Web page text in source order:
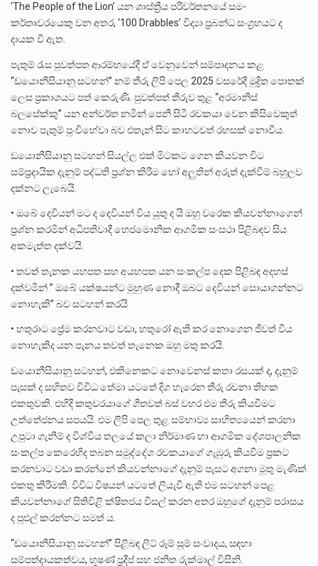
‘The People of the Lion’ යන ශාස්ත්‍රීය පරිවර්තනයේ සම-
කර්තෘවරයෙකු වන අතර, ‘100 Drabbles’ විද්‍යා ප්‍රබන්ධ සංග්‍රහයට ද
දායක වී ඇත.
පැතුම් රැස පුවත්පත ආරම්භයේදී ඒ වෙනුවෙන් සම්පාදනය කළ
“ඩයොනීසියානු සටහන්” නම් තීරු ලිපි පෙල 2025 වසරේදී මුද්‍රිත පොතක්
ලෙස ප්‍රකාශයට පත් කෙරුණි. පුවත්පත් තීරුව තුළ “අරමානිස්
බලසේක්කු” යන අන්වර්ත නමින් පෙනී සිටී රචකයා වෙන කිසිවෙකුත්
නොව පැතුම් පුංචිහේවා බව එතැන් සිට කාහටවත් රහසක් නොවීය.
ඩයොනීසියානු සටහන් සියල්ල එක් මිටකට ගෙන කියවන විට
සම්ප්‍රදායික දැනුම් පද්ධති ප්‍රශ්න කිරීම හෝ අලුතින් අරුත් දැක්වීම් බහුලව
දක්නට ලැබෙයි.
• ඔබේ දෙවියන් මට ද දෙවියන් විය යුතු ද යි ඔහු වරෙක කියවන්නාගෙන්
ප්‍රශ්න කරමින් අධිපතිවාදී හෙජමොනික ආගමික සංසථා පිළිබඳව සිය
අකමැත්ත දක්වයි.
• තවත් තැනක යහපත සහ අයහපත යන සංකල්ප දෙක පිළිබඳ අදහස්
දක්වමින් ” ඔබේ යක්ෂයන්ට මුහුණ නොදී ඔබට දෙවියන් සොයාගන්නට
නොහැකි” බව සටහන් කරයි
• හතුරාට ප්‍රේම කරනවාට වඩා, හතුරෝ ඇති කර නොගෙන ජීවත් වීය
නොහැකිද යන පැනය තවත් තැනෙක ඔහු මතු කරයි.
ඩයොනීසියානු සටහන්, එකිනෙකට නොවෙනස් කතා රසයක් ද, දැනුම්
පැසක් ද සහිතව විවිධ තේමා යටතේ දිග හැරෙන තීරු රචනා තිහක
එකතුවකි. එහිදි කතුවරයාගේ ගීතවත් බස් වහර එම තීරු කියවීමට
උත්තේජනය සපයයි. එම ලිපි පෙල තුළ සම්භාව්‍ය සාහිත්‍යයෙන් කරනා
උපුටා ගැනීම් ද විශ්වීය තලයේ කලා නිර්මාණ හා ආගමික දේශපාලනික
සංකල්ප කෙරෙහිද තබන සමුද්දේශ රචකයාගේ ගැඹුරු කියවීම ප්‍රකට
කරනවාට වඩා කරන්නේ කියවන්නාගේ දැනුම් පැසට අගනා මුතු මැණික්
එකතු කිරීමකි. විවිධ විෂයන් යටතේ ලියැවී ඇති එම සටහන් පෙළ
කියවන්නාගේ සිතිවිළි ක්ෂිතජය විසල් කරන අතර ඔහුගේ දැනුම් පරාසය
ද පුළුල් කරන්නට සමත් ය.
“ඩයොනීසියානු සටහන්” පිළිබඳ ලිට් රූම් සූම් සංවාදය, සඳහා
සම්පත්දායකත්වය, භූෂණ් ප්‍රදීප් සහ ජනිත රුක්මාල් විසිනි.